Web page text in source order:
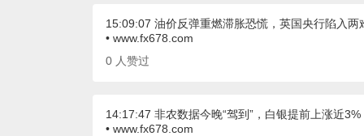
15:09:07 油价反弹重燃滞胀恐慌，英国央行陷入两
• www.fx678.com
0 人赞过
14:17:47 非农数据今晚“驾到”，白银提前上涨近
• www.fx678.com